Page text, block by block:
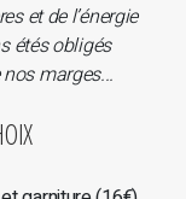
et de l’énergie
étés obligés
marges...